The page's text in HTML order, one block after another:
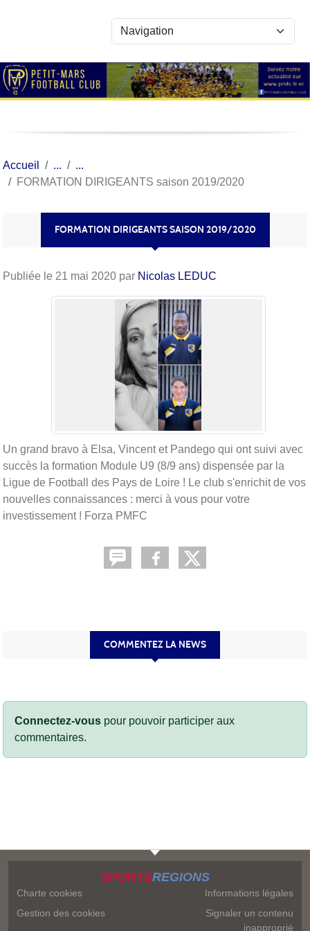
Accueil
FORMATION DIRIGEANTS saison 2019/2020
FORMATION DIRIGEANTS SAISON 2019/2020
Publiée le 21 mai 2020 par Nicolas LEDUC
Un grand bravo à Elsa, Vincent et Pandego qui ont suivi avec
succès la formation Module U9 (8/9 ans) dispensée par la
Ligue de Football des Pays de Loire ! Le club s'enrichit de vos
nouvelles connaissances : merci à vous pour votre
investissement ! Forza PMFC
COMMENTEZ LA NEWS
Connectez-vous pour pouvoir participer aux
commentaires.
SPORTSREGIONS
Charte cookies
Gestion des cookies
Informations légales
Signaler un contenu
inapproprié